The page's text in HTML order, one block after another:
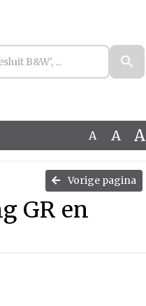
A A A
Vorige pagina
GR en